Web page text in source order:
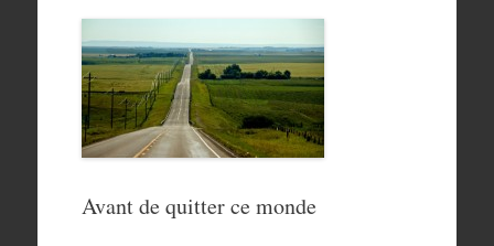
Avant de quitter ce monde